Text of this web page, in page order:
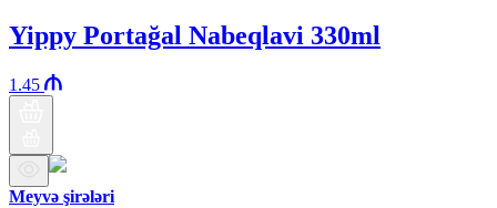
Yippy Portağal Nabeqlavi 330ml
1.45
Meyvə şirələri